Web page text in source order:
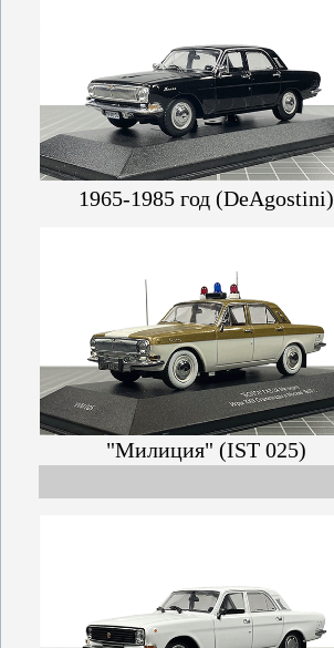
1965-1985 год (DeAgostini)
"Милиция" (IST 025)